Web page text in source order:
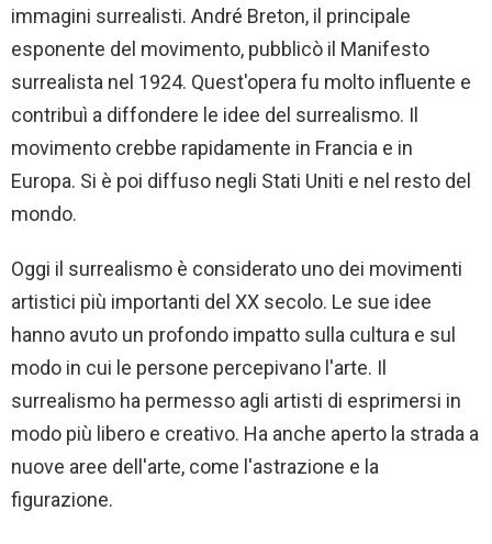
immagini surrealisti. André Breton, il principale
esponente del movimento, pubblicò il Manifesto
surrealista nel 1924. Quest'opera fu molto influente e
contribuì a diffondere le idee del surrealismo. Il
movimento crebbe rapidamente in Francia e in
Europa. Si è poi diffuso negli Stati Uniti e nel resto del
mondo.
Oggi il surrealismo è considerato uno dei movimenti
artistici più importanti del XX secolo. Le sue idee
hanno avuto un profondo impatto sulla cultura e sul
modo in cui le persone percepivano l'arte. Il
surrealismo ha permesso agli artisti di esprimersi in
modo più libero e creativo. Ha anche aperto la strada a
nuove aree dell'arte, come l'astrazione e la
figurazione.